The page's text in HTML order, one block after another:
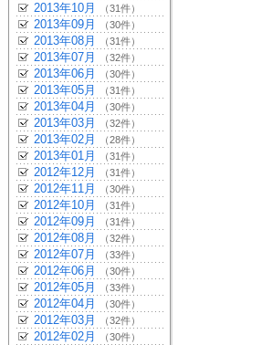
2013年10月 （31件）
2013年09月 （30件）
2013年08月 （31件）
2013年07月 （32件）
2013年06月 （30件）
2013年05月 （31件）
2013年04月 （30件）
2013年03月 （32件）
2013年02月 （28件）
2013年01月 （31件）
2012年12月 （31件）
2012年11月 （30件）
2012年10月 （31件）
2012年09月 （31件）
2012年08月 （32件）
2012年07月 （33件）
2012年06月 （30件）
2012年05月 （33件）
2012年04月 （30件）
2012年03月 （32件）
2012年02月 （30件）